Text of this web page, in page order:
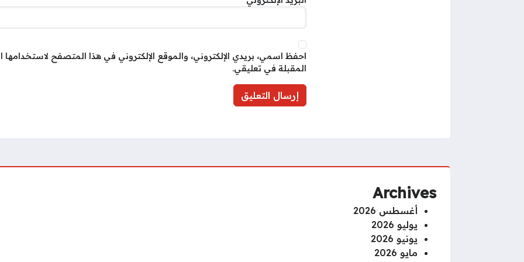
احفظ اسمي، بريدي الإلكتروني، والموقع الإلكتروني في هذا المتصفح لاستخدامها
المقبلة في تعليقي.
Archives
أغسطس 2026
يوليو 2026
يونيو 2026
مايو 2026